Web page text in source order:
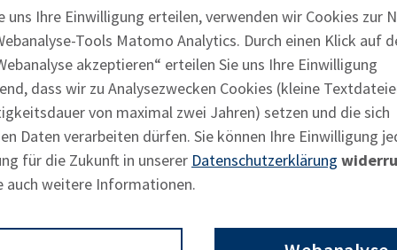
uns Ihre Einwilligung erteilen, verwenden wir Cookies zur
Tools Matomo Analytics. Durch einen Klick auf
akzeptieren“ erteilen Sie uns Ihre Einwilligung
dass wir zu Analysezwecken Cookies (kleine
von maximal zwei Jahren) setzen und die sich
Daten verarbeiten dürfen. Sie können Ihre Einwilligung
für die Zukunft in unserer Datenschutzerklärung
auch weitere Informationen.
und
n